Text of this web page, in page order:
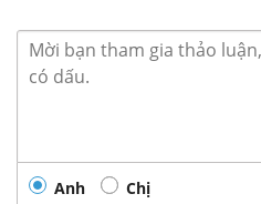
Anh Chị